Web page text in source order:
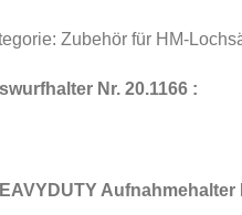
Zubehör für HM-
Nr. 20.1166 :
Aufnahmehalter